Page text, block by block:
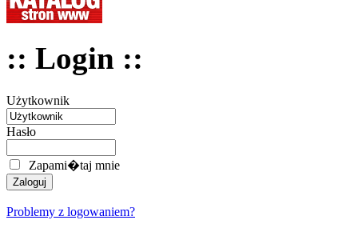
:: Login ::
Użytkownik
Hasło
Zapami�taj mnie
Problemy z logowaniem?